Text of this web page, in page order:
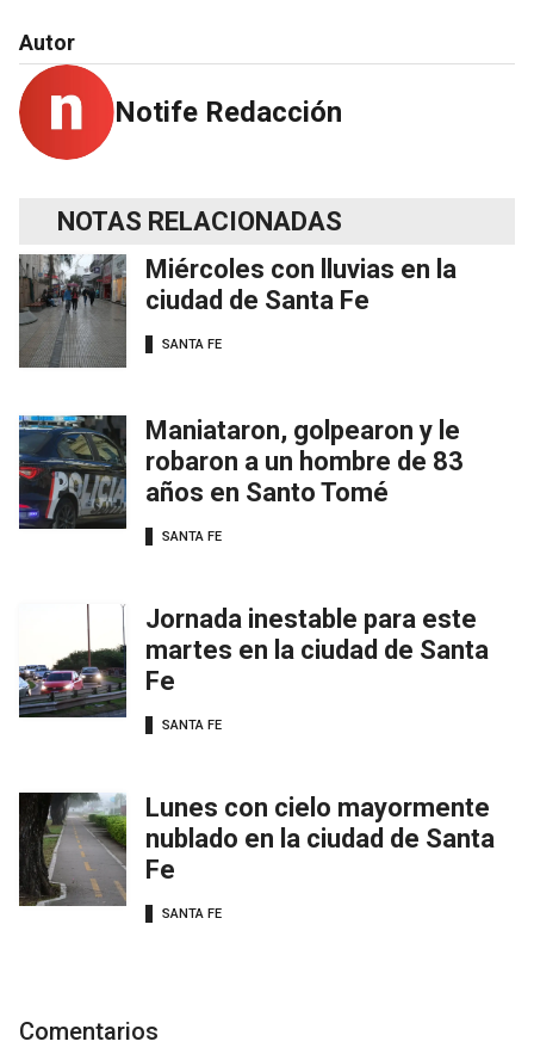
Autor
Notife Redacción
NOTAS RELACIONADAS
Miércoles con lluvias en la
ciudad de Santa Fe
SANTA FE
Maniataron, golpearon y le
robaron a un hombre de 83
años en Santo Tomé
SANTA FE
Jornada inestable para este
martes en la ciudad de Santa
Fe
SANTA FE
Lunes con cielo mayormente
nublado en la ciudad de Santa
Fe
SANTA FE
Comentarios